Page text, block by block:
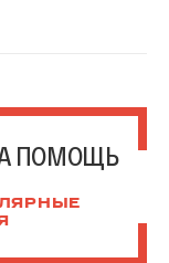
ПОМОЩЬ